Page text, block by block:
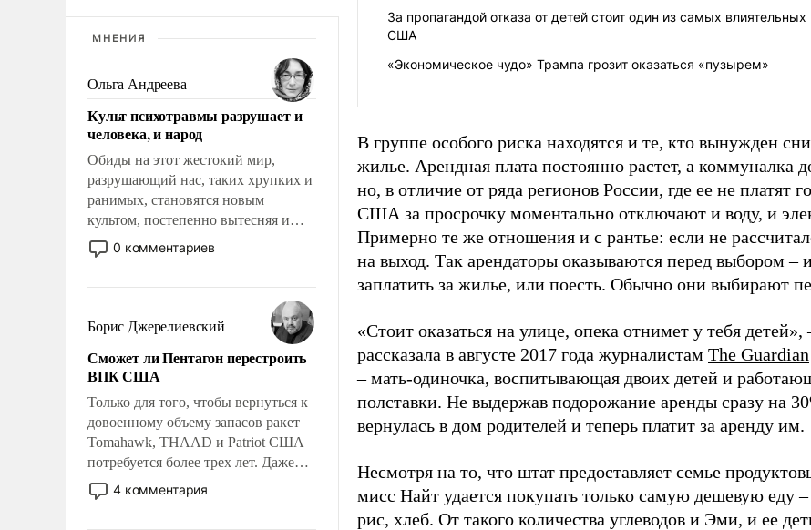
МНЕНИЯ
Ольга Андреева
Культ психотравмы разрушает и
человека, и народ
Обиды на этот жестокий мир,
разрушающий нас, таких хрупких и
ранимых, становятся новым
культом, постепенно вытесняя и
отменяя традиционное требование к
человеку – быть мужественным и
на себя ответственность, помогать
слабым, идти вперед и
адаптироваться.
0 комментариев
Борис Джерелиевский
Сможет ли Пентагон перестроить
ВПК США
Только для того, чтобы вернуться к
довоенному объему запасов ракет
Tomahawk, THAAD и Patriot США
потребуется более трех лет. Даже
небольшая война с Ираном
опустошила американские
4 комментария
За пропагандой отказа от детей стоит один из самых влиятельных
США
«Экономическое чудо» Трампа грозит оказаться «пузырем»
В группе особого риска находятся и те, кто вынужден
жилье. Арендная плата постоянно растет, а коммуналка
но, в отличие от ряда регионов России, где ее не платят
США за просрочку моментально отключают и воду, и
Примерно те же отношения и с рантье: если не
на выход. Так арендаторы оказываются перед выбором –
заплатить за жилье, или поесть. Обычно они выбирают
«Стоит оказаться на улице, опека отнимет у тебя детей»,
рассказала в августе 2017 года журналистам The Guardian
– мать-одиночка, воспитывающая двоих детей и
полставки. Не выдержав подорожание аренды сразу на
вернулась в дом родителей и теперь платит за аренду им.
Несмотря на то, что штат предоставляет семье
мисс Найт удается покупать только самую дешевую еду
рис, хлеб. От такого количества углеводов и Эми, и ее